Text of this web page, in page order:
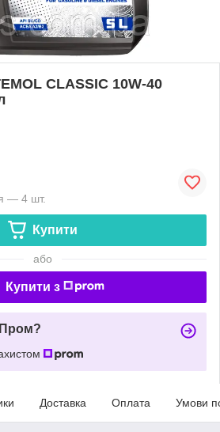
CLASSIC 10W-40
— 4 шт.
Купити
або
Купити з
Пром?
Доставка Оплата Умови